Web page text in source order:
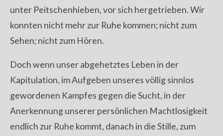
unter Peitschenhieben, vor sich hergetrieben. Wir
konnten nicht mehr zur Ruhe kommen; nicht zum
Sehen; nicht zum Hören.
Doch wenn unser abgehetztes Leben in der
Kapitulation, im Aufgeben unseres völlig sinnlos
gewordenen Kampfes gegen die Sucht, in der
Anerkennung unserer persönlichen Machtlosigkeit
endlich zur Ruhe kommt, danach in die Stille, zum